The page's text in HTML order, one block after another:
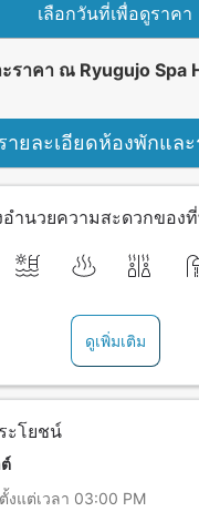
เลือกวันที่เพื่อดูราคา
ราคา ณ Ryugujo Spa
ายละเอียดห้องพักแล
อำนวยความสะดวกของ
ดูเพิ่มเติม
ะโยชน์
งแต่เวลา 03:00 PM